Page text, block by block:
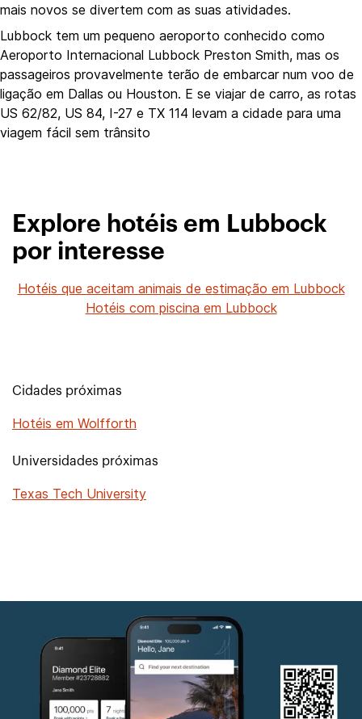
mais novos se divertem com as suas atividades.
Lubbock tem um pequeno aeroporto conhecido como
Aeroporto Internacional Lubbock Preston Smith, mas os
passageiros provavelmente terão de embarcar num voo de
ligação em Dallas ou Houston. E se viajar de carro, as rotas
US 62/82, US 84, I-27 e TX 114 levam a cidade para uma
viagem fácil sem trânsito
Explore hotéis em Lubbock
por interesse
Hotéis que aceitam animais de estimação em Lubbock
Hotéis com piscina em Lubbock
Cidades próximas
Hotéis em Wolfforth
Universidades próximas
Texas Tech University